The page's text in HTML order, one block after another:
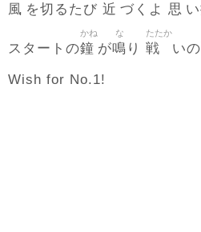
風 を切 るたび 近 づくよ 思 い
スタートの鐘
かね
が鳴
な
り 戦
たたか
いの
Wish for No.1!